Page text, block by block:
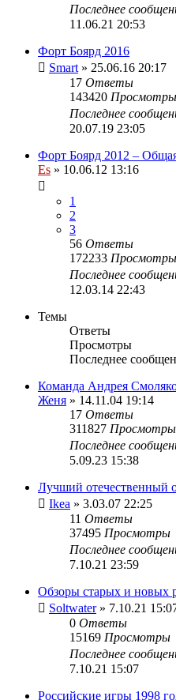
Последнее
11.06.21 20:53
Форт Боярд 2016
Smart » 25.06.16 20:17
17 Ответы
143420 Просмотры
Последнее
20.07.19 23:05
Форт Боярд 2012 –
Es » 10.06.12 13:16
1
2
3
56 Ответы
172233 Просмотры
Последнее
12.03.14 22:43
Темы
Ответы
Просмотры
Последнее
Команда Андрея
Женя » 14.11.04 19:14
17 Ответы
311827 Просмотры
Последнее
5.09.23 15:38
Лучший отечественный
Ikea » 3.03.07 22:25
11 Ответы
37495 Просмотры
Последнее
7.10.21 23:59
Обзоры старых и новых
Soltwater» 7.10.21
0 Ответы
15169 Просмотры
Последнее
7.10.21 15:07
Российские игры 1998